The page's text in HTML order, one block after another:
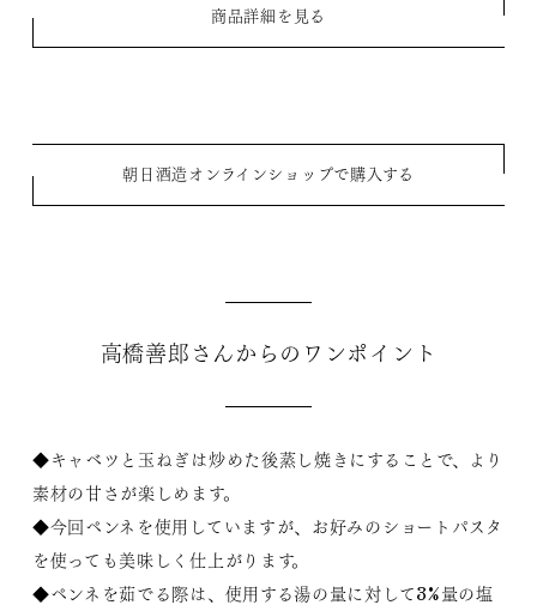
商品詳細を見る
朝日酒造オンラインショップで購入する
高橋善郎さんからのワンポイント
◆キャベツと玉ねぎは炒めた後蒸し焼きにすることで、より
素材の甘さが楽しめます。
◆今回ペンネを使用していますが、お好みのショートパスタ
を使っても美味しく仕上がります。
◆ペンネを茹でる際は、使用する湯の量に対して3%量の塩